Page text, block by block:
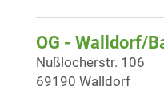
OG - Walldorf/
Nußlocherstr. 106
69190 Walldorf